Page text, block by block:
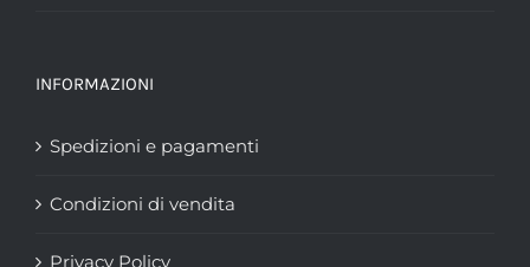
INFORMAZIONI
Spedizioni e pagamenti
Condizioni di vendita
Privacy Policy